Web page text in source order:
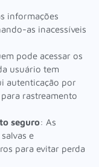
informações
as inacessíveis
pode acessar os
usuário tem
autenticação por
rastreamento
seguro: As
e
para evitar perda